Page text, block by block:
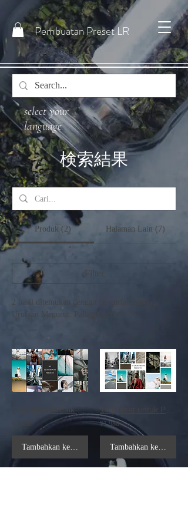
Pembuatan Preset LR
select your
language
検索結果
Produk (2) Halaman Lain (7)
Filter
2 hasil ditemukan dengan pencarian kosong
Urutkan Menurut:
Paling Cocok
30 preset terbaik untuk PC & Seluler
Tambahkan ke Keranjang
¥1,980
Tambahkan ke